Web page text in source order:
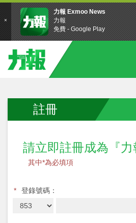
註冊
請立即註冊成為『力
其中*為必填項
* 登錄號碼：